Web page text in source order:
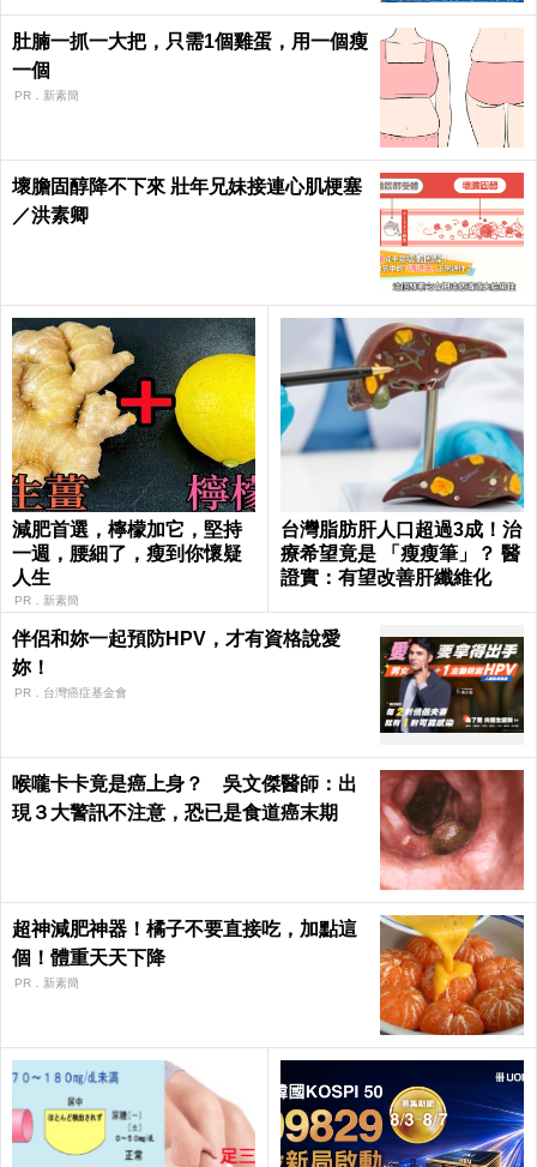
肚腩一抓一大把，只需1個雞蛋，用一個瘦
一個
PR．新素簡
壞膽固醇降不下來 壯年兄妹接連心肌梗塞
／洪素卿
減肥首選，檸檬加它，堅持
一週，腰細了，瘦到你懷疑
人生
PR．新素簡
台灣脂肪肝人口超過3成！治
療希望竟是 「瘦瘦筆」？ 醫
證實：有望改善肝纖維化
伴侶和妳一起預防HPV，才有資格說愛
妳！
PR．台灣癌症基金會
喉嚨卡卡竟是癌上身？ 吳文傑醫師：出
現３大警訊不注意，恐已是食道癌末期
超神減肥神器！橘子不要直接吃，加點這
個！體重天天下降
PR．新素簡